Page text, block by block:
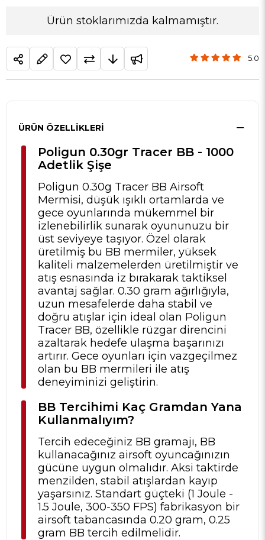
Ürün stoklarımızda kalmamıştır.
5.0
ÜRÜN ÖZELLIKLERI
Poligun 0.30gr Tracer BB - 1000
Adetlik Şişe
Poligun 0.30g Tracer BB Airsoft
Mermisi, düşük ışıklı ortamlarda ve
gece oyunlarında mükemmel bir
izlenebilirlik sunarak oyununuzu bir
üst seviyeye taşıyor. Özel olarak
üretilmiş bu BB mermiler, yüksek
kaliteli malzemelerden üretilmiştir ve
atış esnasında iz bırakarak taktiksel
avantaj sağlar. 0.30 gram ağırlığıyla,
uzun mesafelerde daha stabil ve
doğru atışlar için ideal olan Poligun
Tracer BB, özellikle rüzgar direncini
azaltarak hedefe ulaşma başarınızı
artırır. Gece oyunları için vazgeçilmez
olan bu BB mermileri ile atış
deneyiminizi geliştirin.
BB Tercihimi Kaç Gramdan Yana
Kullanmalıyım?
Tercih edeceğiniz BB gramajı, BB
kullanacağınız airsoft oyuncağınızın
gücüne uygun olmalıdır. Aksi taktirde
menzilden, stabil atışlardan kayıp
yaşarsınız. Standart güçteki (1 Joule -
1.5 Joule, 300-350 FPS) fabrikasyon bir
airsoft tabancasında 0.20 gram, 0.25
gram BB tercih edilmelidir.